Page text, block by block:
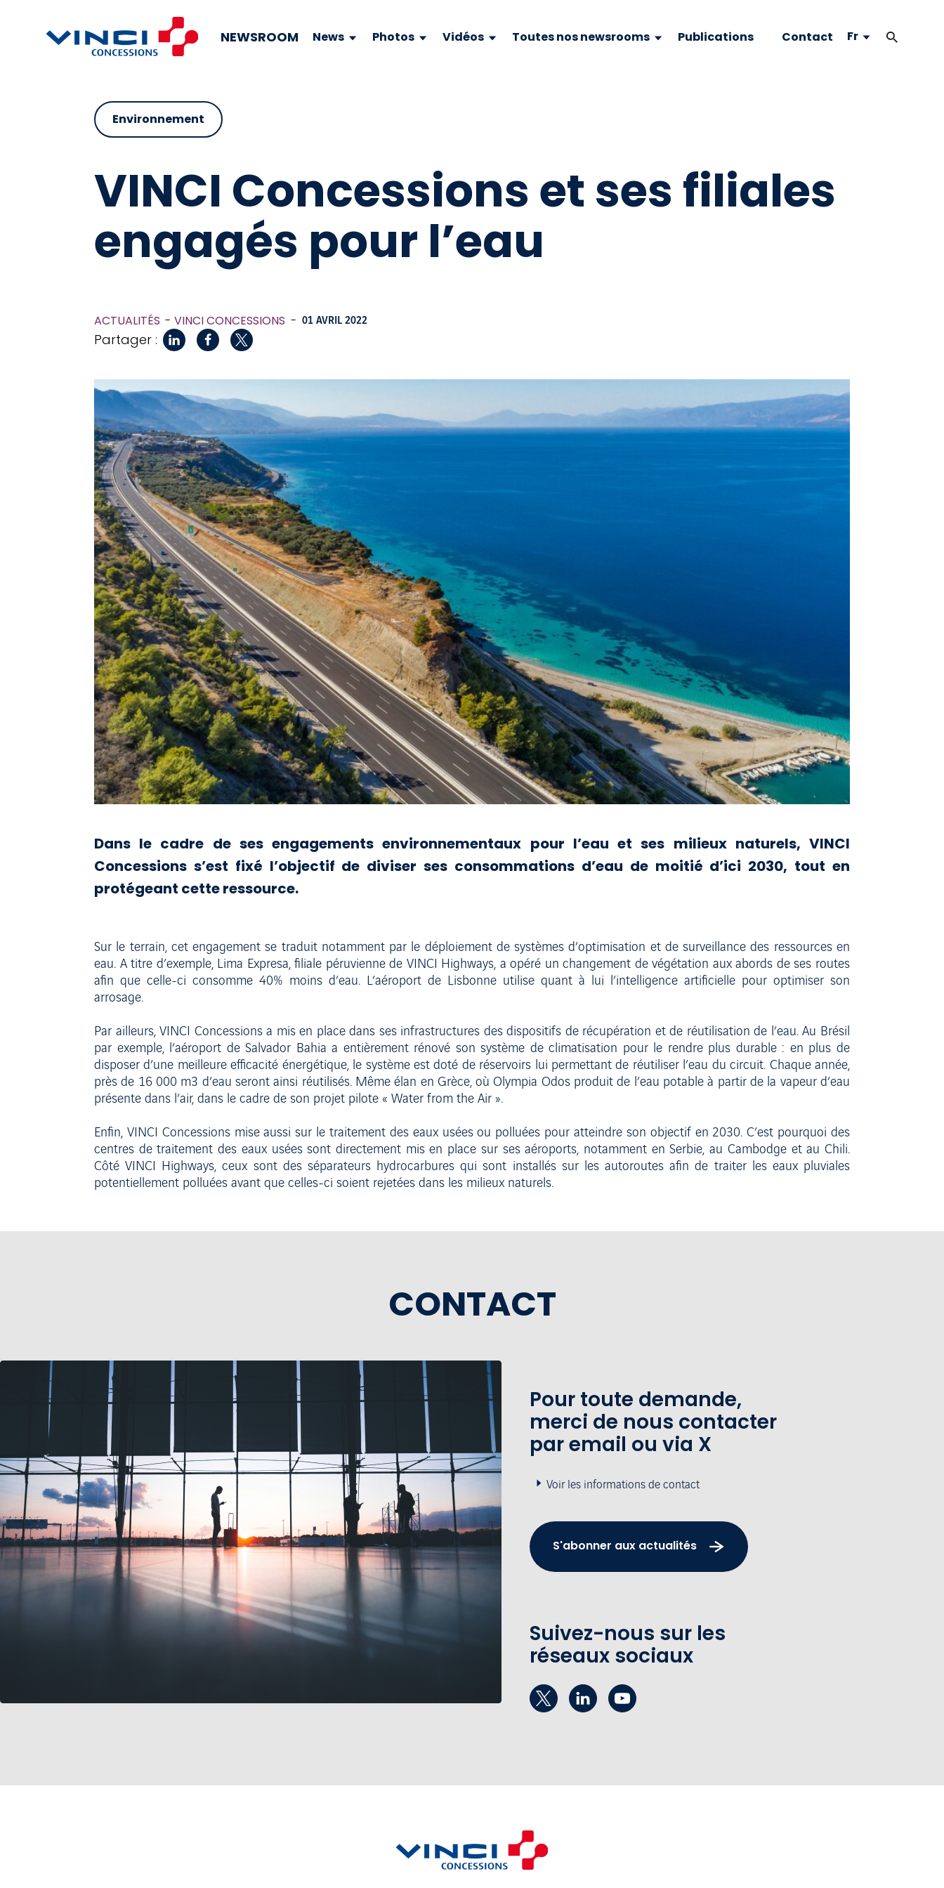
NEWSROOM News Photos Vidéos Toutes nos newsrooms Publications Contact Fr
Environnement
VINCI Concessions et ses filiales
engagés pour l’eau
ACTUALITÉS VINCI CONCESSIONS - 01 AVRIL 2022
Partager :
Dans le cadre de ses engagements environnementaux pour l’eau et ses milieux naturels, VINCI
Concessions s’est fixé l’objectif de diviser ses consommations d’eau de moitié d’ici 2030, tout en
protégeant cette ressource.
Sur le terrain, cet engagement se traduit notamment par le déploiement de systèmes d’optimisation et de surveillance des ressources en
eau. A titre d’exemple, Lima Expresa, filiale péruvienne de VINCI Highways, a opéré un changement de végétation aux abords de ses routes
afin que celle-ci consomme 40% moins d’eau. L’aéroport de Lisbonne utilise quant à lui l’intelligence artificielle pour optimiser son
arrosage.
Par ailleurs, VINCI Concessions a mis en place dans ses infrastructures des dispositifs de récupération et de réutilisation de l’eau. Au Brésil
par exemple, l’aéroport de Salvador Bahia a entièrement rénové son système de climatisation pour le rendre plus durable : en plus de
disposer d’une meilleure efficacité énergétique, le système est doté de réservoirs lui permettant de réutiliser l’eau du circuit. Chaque année,
près de 16 000 m3 d’eau seront ainsi réutilisés. Même élan en Grèce, où Olympia Odos produit de l’eau potable à partir de la vapeur d’eau
présente dans l’air, dans le cadre de son projet pilote « Water from the Air ».
Enfin, VINCI Concessions mise aussi sur le traitement des eaux usées ou polluées pour atteindre son objectif en 2030. C’est pourquoi des
centres de traitement des eaux usées sont directement mis en place sur ses aéroports, notamment en Serbie, au Cambodge et au Chili.
Côté VINCI Highways, ceux sont des séparateurs hydrocarbures qui sont installés sur les autoroutes afin de traiter les eaux pluviales
potentiellement polluées avant que celles-ci soient rejetées dans les milieux naturels.
CONTACT
Pour toute demande,
merci de nous contacter
par email ou via X
Voir les informations de contact
S'abonner aux actualités
Suivez-nous sur les
réseaux sociaux